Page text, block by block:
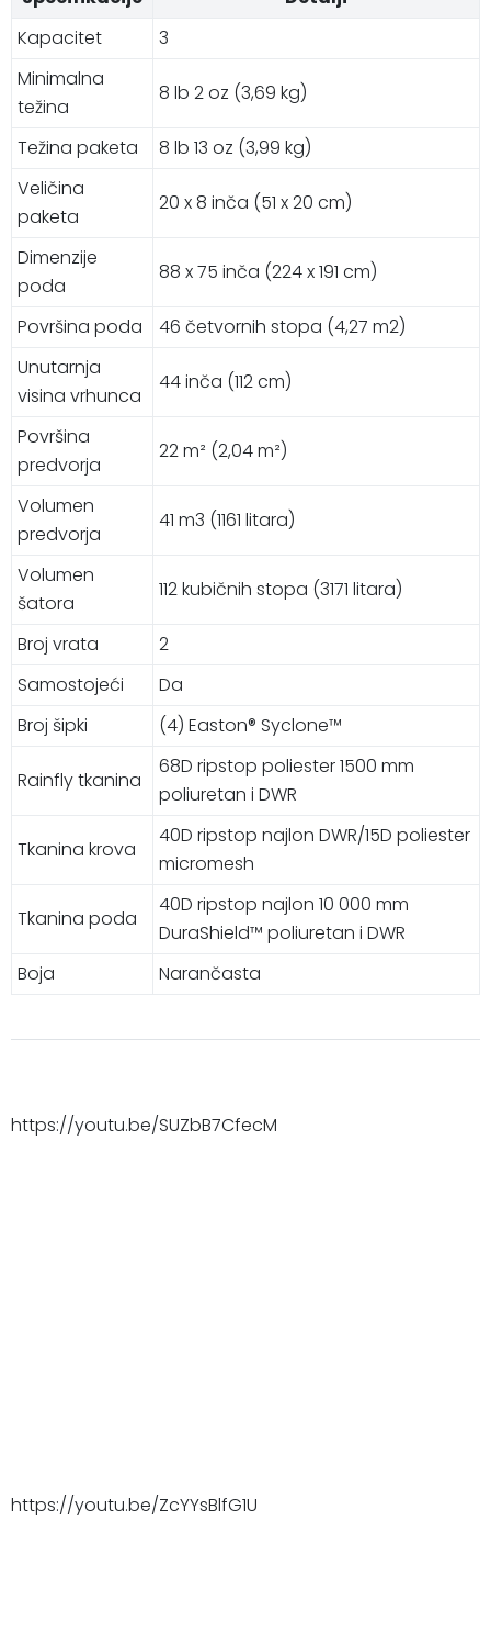
Kapacitet
3
Minimalna
težina
8 lb 2 oz (3,69 kg)
Težina paketa
8 lb 13 oz (3,99 kg)
Veličina
paketa
20 x 8 inča (51 x 20 cm)
Dimenzije
poda
88 x 75 inča (224 x 191 cm)
Površina poda
46 četvornih stopa (4,27 m2)
Unutarnja
visina vrhunca
44 inča (112 cm)
Površina
predvorja
22 m² (2,04 m²)
Volumen
predvorja
41 m3 (1161 litara)
Volumen
šatora
112 kubičnih stopa (3171 litara)
Broj vrata
2
Samostojeći
Da
Broj šipki
(4) Easton® Syclone™
Rainfly tkanina
68D ripstop poliester 1500 mm
poliuretan i DWR
Tkanina krova
40D ripstop najlon DWR/15D poliester
micromesh
Tkanina poda
40D ripstop najlon 10 000 mm
DuraShield™ poliuretan i DWR
Boja
Narančasta
https://youtu.be/SUZbB7CfecM
https://youtu.be/ZcYYsBlfG1U